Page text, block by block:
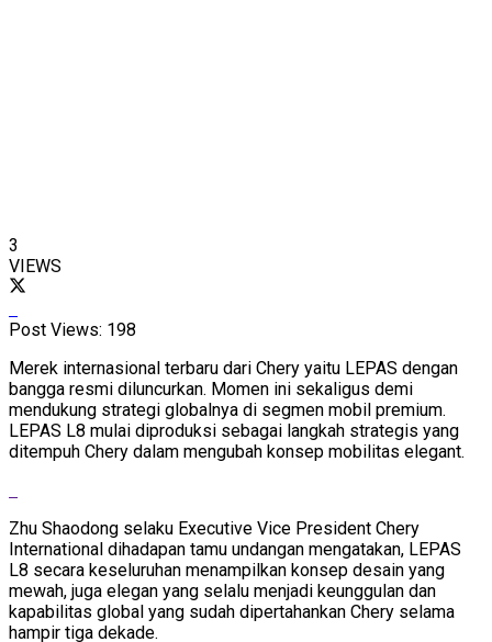
3
VIEWS
Post Views: 198
Merek internasional terbaru dari Chery yaitu LEPAS dengan
bangga resmi diluncurkan. Momen ini sekaligus demi
mendukung strategi globalnya di segmen mobil premium.
LEPAS L8 mulai diproduksi sebagai langkah strategis yang
ditempuh Chery dalam mengubah konsep mobilitas elegant.
Zhu Shaodong selaku Executive Vice President Chery
International dihadapan tamu undangan mengatakan, LEPAS
L8 secara keseluruhan menampilkan konsep desain yang
mewah, juga elegan yang selalu menjadi keunggulan dan
kapabilitas global yang sudah dipertahankan Chery selama
hampir tiga dekade.